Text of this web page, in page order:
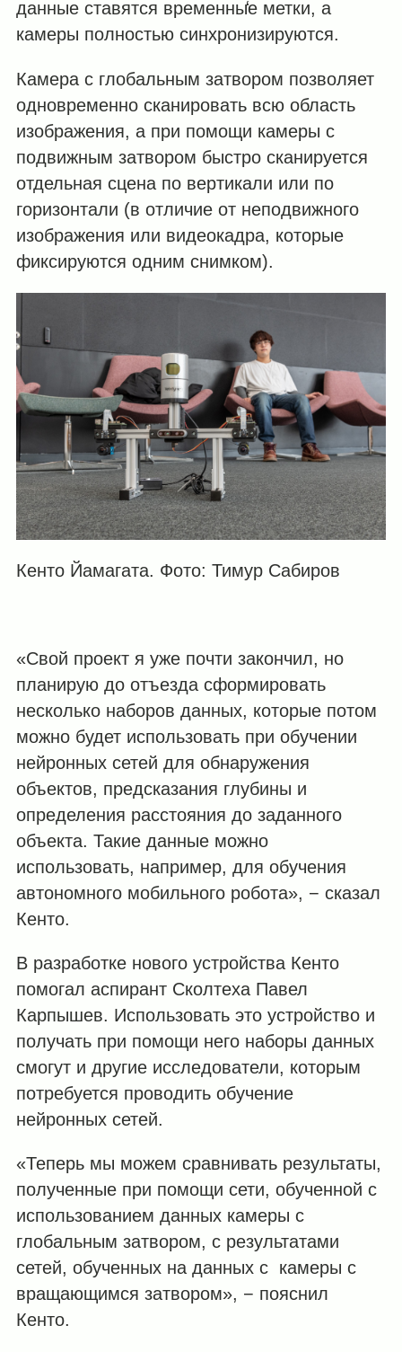
данные ставятся временны̒е метки, а
камеры полностью синхронизируются.
Камера с глобальным затвором позволяет
одновременно сканировать всю область
изображения, а при помощи камеры с
подвижным затвором быстро сканируется
отдельная сцена по вертикали или по
горизонтали (в отличие от неподвижного
изображения или видеокадра, которые
фиксируются одним снимком).
Кенто Йамагата. Фото: Тимур Сабиров
«Свой проект я уже почти закончил, но
планирую до отъезда сформировать
несколько наборов данных, которые потом
можно будет использовать при обучении
нейронных сетей для обнаружения
объектов, предсказания глубины и
определения расстояния до заданного
объекта. Такие данные можно
использовать, например, для обучения
автономного мобильного робота», − сказал
Кенто.
В разработке нового устройства Кенто
помогал аспирант Сколтеха Павел
Карпышев. Использовать это устройство и
получать при помощи него наборы данных
смогут и другие исследователи, которым
потребуется проводить обучение
нейронных сетей.
«Теперь мы можем сравнивать результаты,
полученные при помощи сети, обученной с
использованием данных камеры с
глобальным затвором, с результатами
сетей, обученных на данных с камеры с
вращающимся затвором», − пояснил
Кенто.